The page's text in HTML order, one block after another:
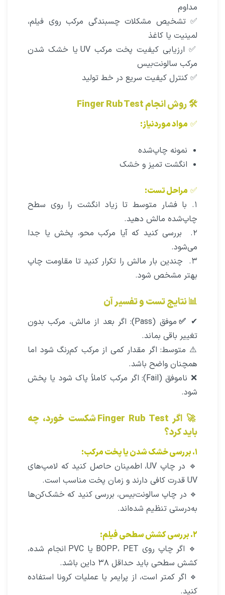
مداوم
✅ تشخیص مشکلات چسبندگی مرکب روی فیلم،
لمینیت یا کاغذ
✅ ارزیابی کیفیت پخت مرکب UV یا خشک شدن
مرکب سالونت‌بیس
✅ کنترل کیفیت سریع در خط تولید
🛠 روش انجام Finger Rub Test
✅ مواد موردنیاز:
نمونه چاپ‌شده
انگشت تمیز و خشک
✅ مراحل تست:
۱. با فشار متوسط تا زیاد انگشت را روی سطح
چاپ‌شده مالش دهید.
۲. بررسی کنید که آیا مرکب محو، پخش یا جدا
می‌شود.
۳. چندین بار مالش را تکرار کنید تا مقاومت چاپ
بهتر مشخص شود.
📊 نتایج تست و تفسیر آن
✔
✅
موفق (Pass): اگر بعد از مالش، مرکب بدون
تغییر باقی بماند.
⚠️ متوسط: اگر مقدار کمی از مرکب کم‌رنگ شود اما
همچنان واضح باشد.
❌ ناموفق (Fail): اگر مرکب کاملاً پاک شود یا پخش
شود.
🚀 اگر Finger Rub Test شکست خورد، چه
باید کرد؟
۱. بررسی خشک شدن یا پخت مرکب:
🔹 در چاپ UV، اطمینان حاصل کنید که لامپ‌های
UV قدرت کافی دارند و زمان پخت مناسب است.
🔹 در چاپ سالونت‌بیس، بررسی کنید که خشک‌کن‌ها
به‌درستی تنظیم شده‌اند.
۲. بررسی کشش سطحی فیلم:
🔹 اگر چاپ روی BOPP، PET یا PVC انجام شده،
کشش سطحی باید حداقل ۳۸ داین باشد.
🔹 اگر کمتر است، از پرایمر یا عملیات کرونا استفاده
کنید.